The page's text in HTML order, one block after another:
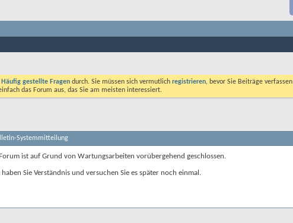
Häufig gestellte Fragen durch. Sie müssen sich vermutlich registrieren, bevor Sie Beiträge
das Forum aus, das Sie am meisten interessiert.
Systemmitteilung
ist auf Grund von Wartungsarbeiten vorübergehend geschlossen.
haben Sie Verständnis und versuchen Sie es später noch einmal.